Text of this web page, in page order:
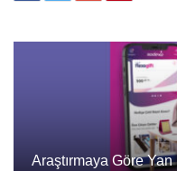
Araştırmaya Göre